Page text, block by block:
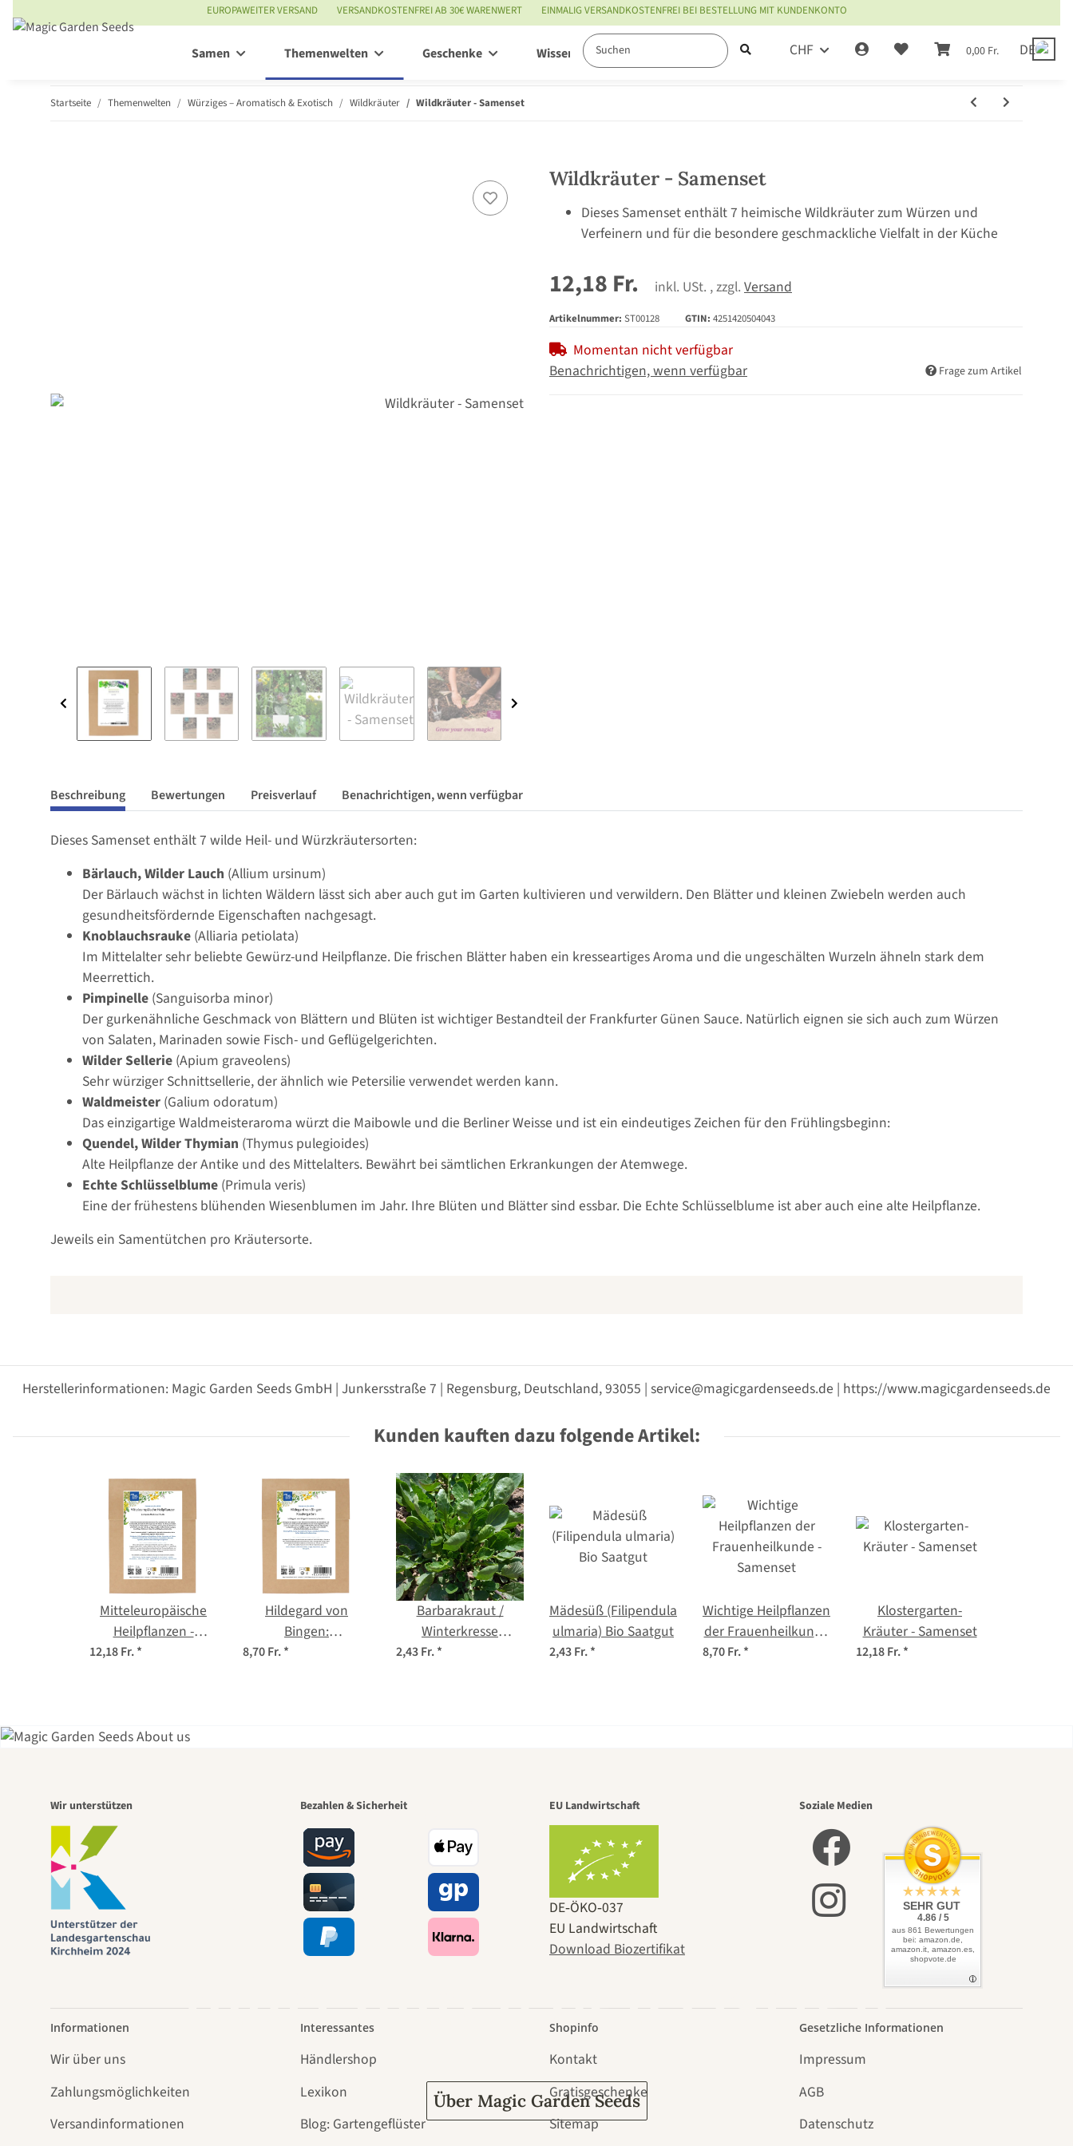
EUROPAWEITER VERSAND VERSANDKOSTENFREI AB 30€ WARENWERT EINMALIG VERSANDKOSTENFREI BEI BESTELLUNG MIT KUNDENKONTO
CHF 0,00 Fr. DE
Samen Themenwelten Geschenke Wissenswertes
Startseite Themenwelten Würziges – Aromatisch & Exotisch Wildkräuter Wildkräuter - Samenset
Wildkräuter - Samenset
Dieses Samenset enthält 7 heimische Wildkräuter zum Würzen und
Verfeinern und für die besondere geschmackliche Vielfalt in der Küche
12,18 Fr. inkl. USt. , zzgl. Versand
Artikelnummer: ST00128 GTIN: 4251420504043
Momentan nicht verfügbar
Benachrichtigen, wenn verfügbar
Frage zum Artikel
Beschreibung Bewertungen Preisverlauf Benachrichtigen, wenn verfügbar
Dieses Samenset enthält 7 wilde Heil- und Würzkräutersorten:
Bärlauch, Wilder Lauch (Allium ursinum)
Der Bärlauch wächst in lichten Wäldern lässt sich aber auch gut im Garten kultivieren und verwildern. Den Blätter und kleinen Zwiebeln werden auch
gesundheitsfördernde Eigenschaften nachgesagt.
Knoblauchsrauke (Alliaria petiolata)
Im Mittelalter sehr beliebte Gewürz-und Heilpflanze. Die frischen Blätter haben ein kresseartiges Aroma und die ungeschälten Wurzeln ähneln stark dem
Meerrettich.
Pimpinelle (Sanguisorba minor)
Der gurkenähnliche Geschmack von Blättern und Blüten ist wichtiger Bestandteil der Frankfurter Günen Sauce. Natürlich eignen sie sich auch zum Würzen
von Salaten, Marinaden sowie Fisch- und Geflügelgerichten.
Wilder Sellerie (Apium graveolens)
Sehr würziger Schnittsellerie, der ähnlich wie Petersilie verwendet werden kann.
Waldmeister (Galium odoratum)
Das einzigartige Waldmeisteraroma würzt die Maibowle und die Berliner Weisse und ist ein eindeutiges Zeichen für den Frühlingsbeginn:
Quendel, Wilder Thymian (Thymus pulegioides)
Alte Heilpflanze der Antike und des Mittelalters. Bewährt bei sämtlichen Erkrankungen der Atemwege.
Echte Schlüsselblume (Primula veris)
Eine der frühestens blühenden Wiesenblumen im Jahr. Ihre Blüten und Blätter sind essbar. Die Echte Schlüsselblume ist aber auch eine alte Heilpflanze.
Jeweils ein Samentütchen pro Kräutersorte.
Herstellerinformationen: Magic Garden Seeds GmbH | Junkersstraße 7 | Regensburg, Deutschland, 93055 | service@magicgardenseeds.de | https://www.magicgardenseeds.de
Kunden kauften dazu folgende Artikel:
Mitteleuropäische
Heilpflanzen -
Samenset
12,18 Fr.*
Hildegard von
Bingen:
Klostergarten -
8,70 Fr.*
Barbarakraut /
Winterkresse
(Barbarea vulgaris)
2,43 Fr.*
Mädesüß (Filipendula
ulmaria) Bio Saatgut
2,43 Fr.*
Wichtige Heilpflanzen
der Frauenheilkunde
- Samenset
8,70 Fr.*
Klostergarten-
Kräuter - Samenset
12,18 Fr.*
Einer der schönsten
Wege zu uns selbst
führt durch den Garten
Über Magic Garden Seeds
Wir unterstützen Bezahlen & Sicherheit EU Landwirtschaft
DE‑ÖKO‑037
EU Landwirtschaft
Download Biozertifikat
Soziale Medien
SEHR GUT
4.86 / 5
aus 861 Bewertungen
bei: amazon.de,
amazon.it, amazon.es,
shopvote.de
Informationen
Wir über uns
Zahlungsmöglichkeiten
Versandinformationen
Interessantes
Händlershop
Lexikon
Blog: Gartengeflüster
Shopinfo
Kontakt
Gratisgeschenke
Sitemap
Gesetzliche Informationen
Impressum
AGB
Datenschutz